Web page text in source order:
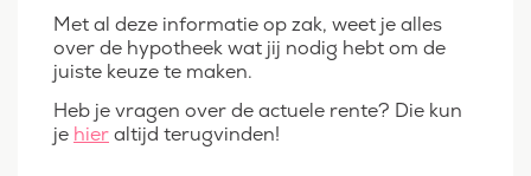
Met al deze informatie op zak, weet je alles
over de hypotheek wat jij nodig hebt om de
juiste keuze te maken.
Heb je vragen over de actuele rente? Die kun
je hieraltijd terugvinden!